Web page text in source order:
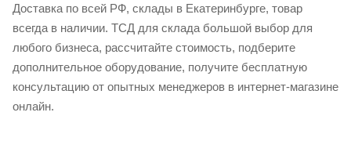
Доставка по всей РФ, склады в Екатеринбурге, товар
всегда в наличии. ТСД для склада большой выбор для
любого бизнеса, рассчитайте стоимость, подберите
дополнительное оборудование, получите бесплатную
консультацию от опытных менеджеров в интернет-магазине
онлайн.